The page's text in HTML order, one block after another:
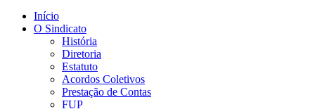
Início
O Sindicato
História
Diretoria
Estatuto
Acordos Coletivos
Prestação de Contas
FUP